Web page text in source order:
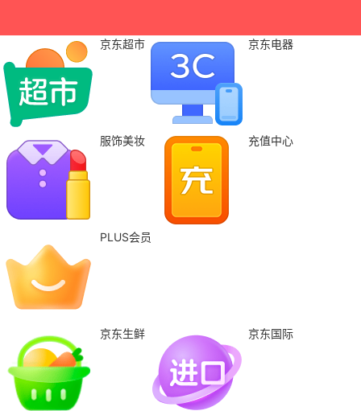
京东超市 京东电器
服饰美妆 充值中心
PLUS会员
京东生鲜 京东国际